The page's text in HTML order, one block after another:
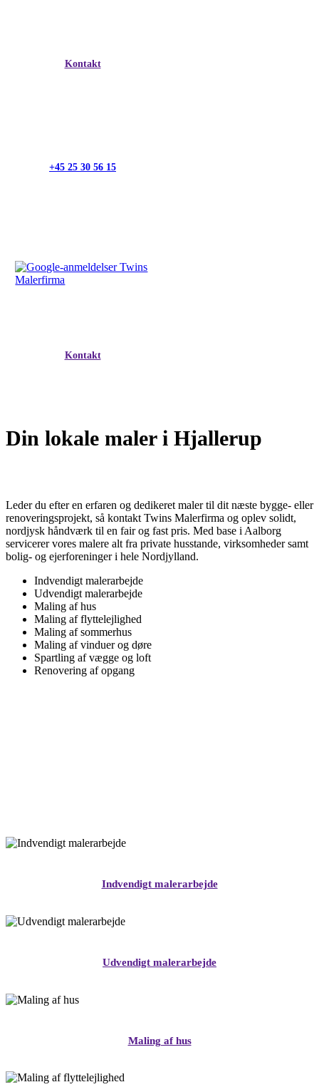
Kontakt
+45 25 30 56 15
Kontakt
Din lokale maler i Hjallerup
Leder du efter en erfaren og dedikeret maler til dit næste bygge- eller
renoveringsprojekt, så kontakt Twins Malerfirma og oplev solidt,
nordjysk håndværk til en fair og fast pris. Med base i Aalborg
servicerer vores malere alt fra private husstande, virksomheder samt
bolig- og ejerforeninger i hele Nordjylland.
Indvendigt malerarbejde
Udvendigt malerarbejde
Maling af hus
Maling af flyttelejlighed
Maling af sommerhus
Maling af vinduer og døre
Spartling af vægge og loft
Renovering af opgang
Indvendigt malerarbejde
Udvendigt malerarbejde
Maling af hus